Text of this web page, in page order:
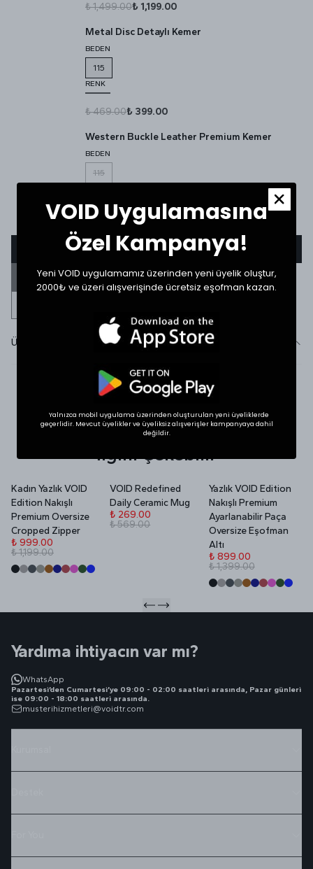
₺ 1,499.00₺ 1,199.00
Metal Disc Detaylı Kemer
BEDEN
115
RENK
₺ 469.00₺ 399.00
Western Buckle Leather Premium Kemer
BEDEN
115
₺ 469.00₺ 399.00
Ürün stokta olduğunda beni haberdar et
BENZER ÜRÜNLERİ GÖR
Ürün Detayı
SHOP THE LOOK
İlgini Çekebilir
Kadın Yazlık VOID
Edition Nakışlı
Premium Oversize
Cropped Zipper
₺ 999.00
₺ 1,199.00
VOID Redefined
Daily Ceramic Mug
₺ 269.00
₺ 569.00
Yazlık VOID Edition
Nakışlı Premium
Ayarlanabilir Paça
Oversize Eşofman
Altı
₺ 899.00
₺ 1,399.00
Yardıma ihtiyacın var mı?
WhatsApp
Pazartesi’den Cumartesi’ye 09:00 - 02:00 saatleri arasında, Pazar günleri
ise 09:00 - 18:00 saatleri arasında.
musterihizmetleri@voidtr.com
VOID Uygulamasına
Özel Kampanya!
Yeni VOID uygulamamız üzerinden yeni üyelik oluştur,
2000₺ ve üzeri alışverişinde ücretsiz eşofman kazan.
Yalnızca mobil uygulama üzerinden oluşturulan yeni üyeliklerde
geçerlidir. Mevcut üyelikler ve üyeliksiz alışverişler kampanyaya dahil
değildir.